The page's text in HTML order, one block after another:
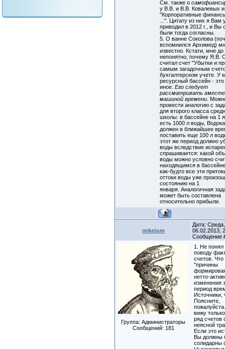
См. также о
у В.В. и В.В. Ковалевых
"Корпоративные
...". Цитату из них я Вам
приводил в 2012 г., и Вы
были тогда согласны.
5. О ванне Соколова
вспомнился Архимед)
известно. Кстати, мне
непонятно, почему Я.В.
считал счет "Убытки и
самым загадочным
бухгалтерском учете. У
ресурсный бассейн - это
иное.Его следует
рассматривать
машиной времени .
провести аналогию с
для второго класса
школы: в бассейне на 1
есть 1000 л воды,
должен в ближайшее
поставить еще 100 л
этот же период должно
воды вследствие
спрашивается: какой
воды можно условно
находящимся в
как-будто все эти
оттоки воды уже
состоянию на 1
января. Аналогичная
может быть составлена
относительно прибыли.
mikejum
Дата: Среда,
06.02.2013,
Сообщение
Группа: Администраторы
Сообщений: 181
1. Не понял
поводу
счетов. Что
"причины
нетто-
изменения
период
Источники,
Поясните,
вижу
ряд счетов
неясной
Если это
Вы должны
солидарны